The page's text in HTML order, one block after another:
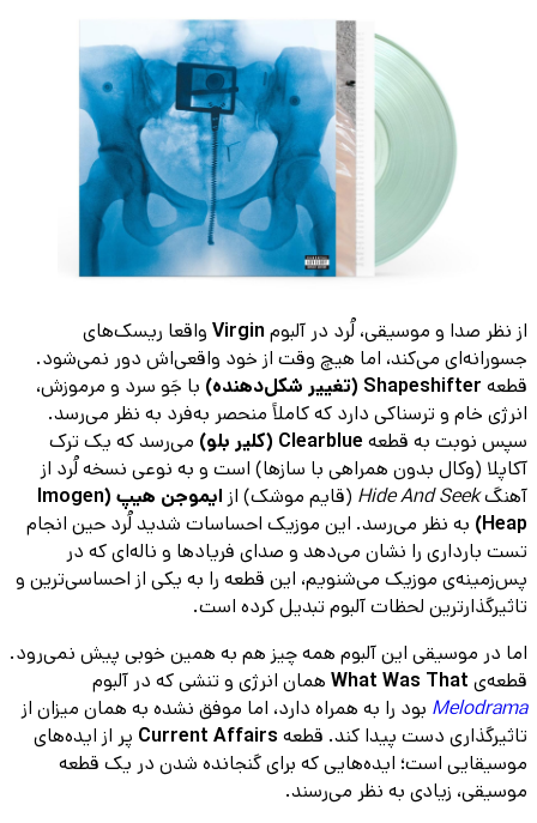
از نظر صدا و موسیقی، لُرد در آلبوم Virgin واقعا ریسک‌های
جسورانه‌ای می‌کند، اما هیچ وقت از خود واقعی‌اش دور نمی‌شود.
قطعه Shapeshifter (تغییر شکل‌دهنده)
با جَو سرد و مرموزش،
انرژی خام و ترسناکی دارد که کاملاً منحصر به‌فرد به نظر می‌رسد.
سپس نوبت به قطعه Clearblue (کلیر بلو)
می‌رسد که یک ترک
آکاپلا (وکال بدون همراهی با سازها) است و به نوعی نسخه لُرد از
آهنگHide And Seek (قایم موشک) از
ایموجن هیپ (Imogen
Heap) به نظر می‌رسد. این موزیک احساسات شدید لُرد حین انجام
تست بارداری را نشان می‌دهد و صدای فریادها و ناله‌ای که در
پس‌زمینه‌ی موزیک می‌شنویم، این قطعه را به یکی از احساسی‌ترین و
تاثیرگذارترین لحظات آلبوم تبدیل کرده است.
اما در موسیقی این آلبوم همه چیز هم به همین خوبی پیش نمی‌رود.
قطعه‌ی What Was That همان انرژی و تنشی که در آلبوم
Melodrama بود را به همراه دارد، اما موفق نشده به همان میزان از
تاثیرگذاری دست پیدا کند. قطعه‌ Current Affairs پر از ایده‌‌های
موسیقایی است؛ ایده‌هایی که برای گنجانده شدن در یک قطعه‌
موسیقی، زیادی به نظر می‌رسند.